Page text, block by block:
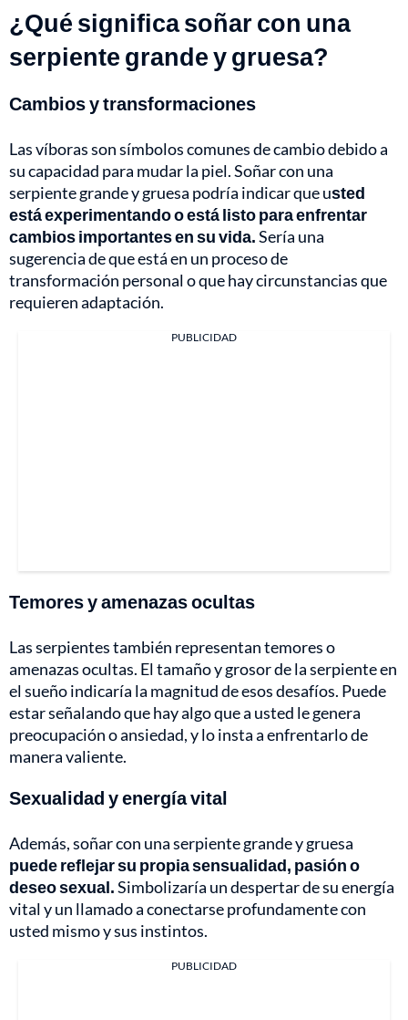
¿Qué significa soñar con una
serpiente grande y gruesa?
Cambios y transformaciones
Las víboras son símbolos comunes de cambio debido a
su capacidad para mudar la piel. Soñar con una
serpiente grande y gruesa podría indicar que usted
está experimentando o está listo para enfrentar
cambios importantes en su vida.Sería una
sugerencia de que está en un proceso de
transformación personal o que hay circunstancias que
requieren adaptación.
PUBLICIDAD
Temores y amenazas ocultas
Las serpientes también representan temores o
amenazas ocultas. El tamaño y grosor de la serpiente en
el sueño indicaría la magnitud de esos desafíos. Puede
estar señalando que hay algo que a usted le genera
preocupación o ansiedad, y lo insta a enfrentarlo de
manera valiente.
Sexualidad y energía vital
Además, soñar con una serpiente grande y gruesa
puede reflejar su propia sensualidad, pasión o
deseo sexual.Simbolizaría un despertar de su energía
vital y un llamado a conectarse profundamente con
usted mismo y sus instintos.
PUBLICIDAD